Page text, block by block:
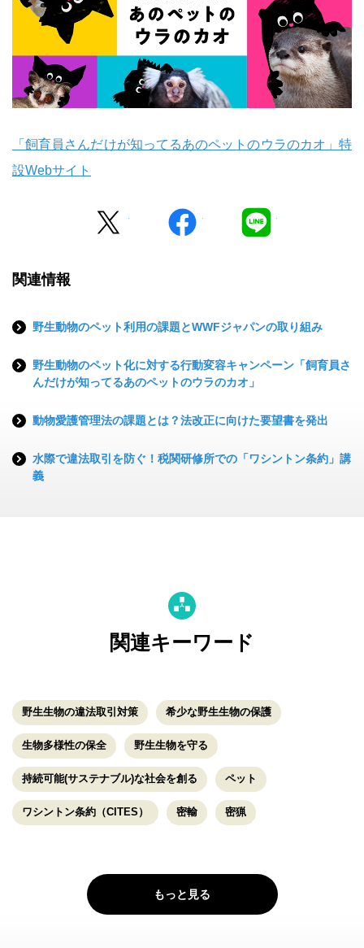
「飼育員さんだけが知ってるあのペットのウラのカオ」特
設Webサイト
facebook
関連情報
野生動物のペット利用の課題とWWFジャパンの取り組み
野生動物のペット化に対する行動変容キャンペーン「飼育員さ
んだけが知ってるあのペットのウラのカオ」
動物愛護管理法の課題とは？法改正に向けた要望書を発出
水際で違法取引を防ぐ！税関研修所での「ワシントン条約」講
義
関連キーワード
野生生物の違法取引対策 希少な野生生物の保護
生物多様性の保全 野生生物を守る
持続可能(サステナブル)な社会を創る ペット
ワシントン条約（CITES） 密輸 密猟
もっと見る